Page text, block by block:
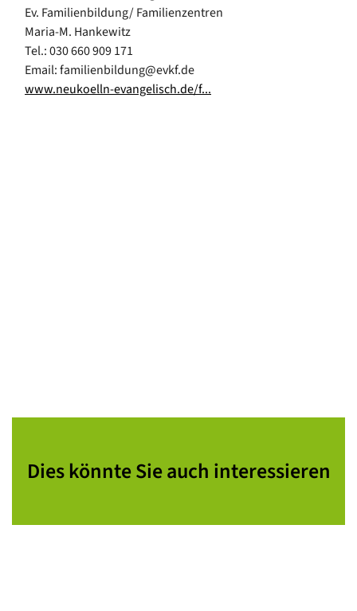
Ev. Familienbildung/ Familienzentren
Maria-M. Hankewitz
Tel.: 030 660 909 171
Email: familienbildung@evkf.de
www.neukoelln-evangelisch.de/f...
Dies könnte Sie auch interessieren